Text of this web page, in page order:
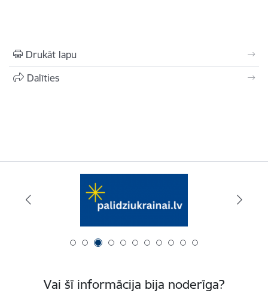
Drukāt lapu
Dalīties
Vai šī informācija bija noderīga?